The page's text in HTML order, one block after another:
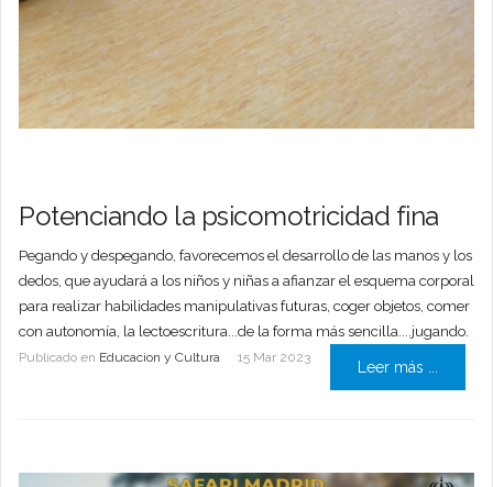
Potenciando la psicomotricidad fina
Pegando y despegando, favorecemos el desarrollo de las manos y los
dedos, que ayudará a los niños y niñas a afianzar el esquema corporal
para realizar habilidades manipulativas futuras, coger objetos, comer
con autonomía, la lectoescritura...de la forma más sencilla....jugando.
Publicado en Educacion y Cultura 15 Mar 2023
Leer más ...